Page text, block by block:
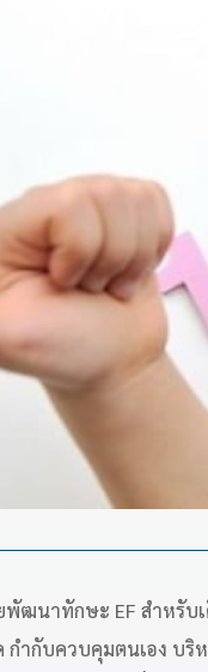
พัฒนาทักษะ EF สำหรั
ำกับควบคุมตนเอง บริ